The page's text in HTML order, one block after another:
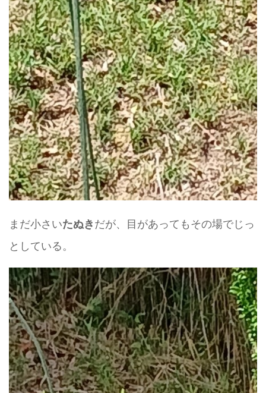
まだ小さいたぬきだが、目があってもその場でじっ
としている。